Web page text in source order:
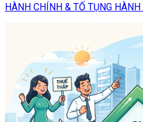
HÀNH CHÍNH & TỐ TỤNG